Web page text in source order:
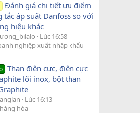
Đánh giá chi tiết ưu điểm
tắc áp suất Danfoss so với
hiệu khác
Lúc 16:58
nghiệp xuất nhập khẩu-
Than điện cực, điện cực
lõi inox, bột than
Lúc 16:13
hóa